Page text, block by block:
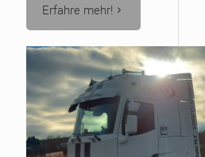
Erfahre mehr!